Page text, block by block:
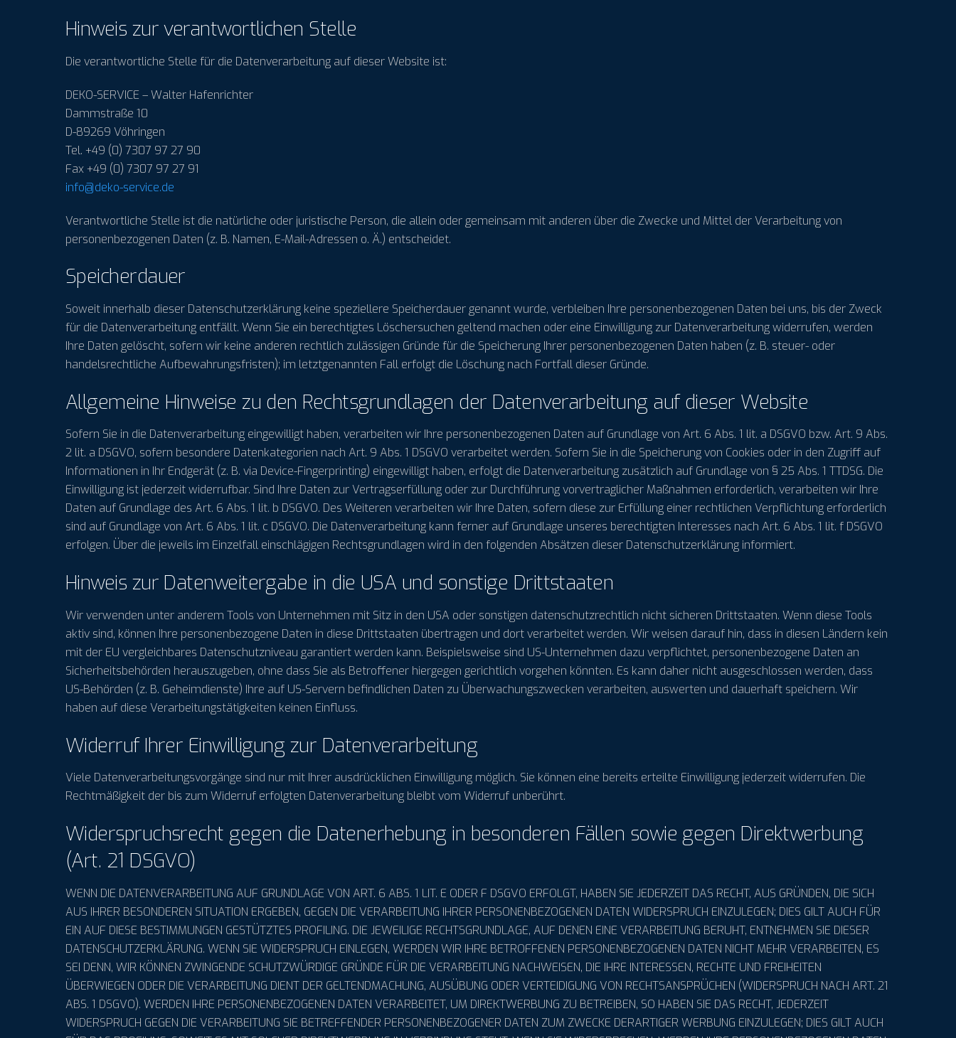
Hinweis zur verantwortlichen Stelle
Die verantwortliche Stelle für die Datenverarbeitung auf dieser Website ist:
DEKO-SERVICE – Walter Hafenrichter
Dammstraße 10
D-89269 Vöhringen
Tel. +49 (0) 7307 97 27 90
Fax +49 (0) 7307 97 27 91
info@deko-service.de
Verantwortliche Stelle ist die natürliche oder juristische Person, die allein oder gemeinsam mit anderen über die Zwecke und Mittel der Verarbeitung von
personenbezogenen Daten (z. B. Namen, E-Mail-Adressen o. Ä.) entscheidet.
Speicherdauer
Soweit innerhalb dieser Datenschutzerklärung keine speziellere Speicherdauer genannt wurde, verbleiben Ihre personenbezogenen Daten bei uns, bis der Zweck
für die Datenverarbeitung entfällt. Wenn Sie ein berechtigtes Löschersuchen geltend machen oder eine Einwilligung zur Datenverarbeitung widerrufen, werden
Ihre Daten gelöscht, sofern wir keine anderen rechtlich zulässigen Gründe für die Speicherung Ihrer personenbezogenen Daten haben (z. B. steuer- oder
handelsrechtliche Aufbewahrungsfristen); im letztgenannten Fall erfolgt die Löschung nach Fortfall dieser Gründe.
Allgemeine Hinweise zu den Rechtsgrundlagen der Datenverarbeitung auf dieser Website
Sofern Sie in die Datenverarbeitung eingewilligt haben, verarbeiten wir Ihre personenbezogenen Daten auf Grundlage von Art. 6 Abs. 1 lit. a DSGVO bzw. Art. 9 Abs.
2 lit. a DSGVO, sofern besondere Datenkategorien nach Art. 9 Abs. 1 DSGVO verarbeitet werden. Sofern Sie in die Speicherung von Cookies oder in den Zugriff auf
Informationen in Ihr Endgerät (z. B. via Device-Fingerprinting) eingewilligt haben, erfolgt die Datenverarbeitung zusätzlich auf Grundlage von § 25 Abs. 1 TTDSG. Die
Einwilligung ist jederzeit widerrufbar. Sind Ihre Daten zur Vertragserfüllung oder zur Durchführung vorvertraglicher Maßnahmen erforderlich, verarbeiten wir Ihre
Daten auf Grundlage des Art. 6 Abs. 1 lit. b DSGVO. Des Weiteren verarbeiten wir Ihre Daten, sofern diese zur Erfüllung einer rechtlichen Verpflichtung erforderlich
sind auf Grundlage von Art. 6 Abs. 1 lit. c DSGVO. Die Datenverarbeitung kann ferner auf Grundlage unseres berechtigten Interesses nach Art. 6 Abs. 1 lit. f DSGVO
erfolgen. Über die jeweils im Einzelfall einschlägigen Rechtsgrundlagen wird in den folgenden Absätzen dieser Datenschutzerklärung informiert.
Hinweis zur Datenweitergabe in die USA und sonstige Drittstaaten
Wir verwenden unter anderem Tools von Unternehmen mit Sitz in den USA oder sonstigen datenschutzrechtlich nicht sicheren Drittstaaten. Wenn diese Tools
aktiv sind, können Ihre personenbezogene Daten in diese Drittstaaten übertragen und dort verarbeitet werden. Wir weisen darauf hin, dass in diesen Ländern kein
mit der EU vergleichbares Datenschutzniveau garantiert werden kann. Beispielsweise sind US-Unternehmen dazu verpflichtet, personenbezogene Daten an
Sicherheitsbehörden herauszugeben, ohne dass Sie als Betroffener hiergegen gerichtlich vorgehen könnten. Es kann daher nicht ausgeschlossen werden, dass
US-Behörden (z. B. Geheimdienste) Ihre auf US-Servern befindlichen Daten zu Überwachungszwecken verarbeiten, auswerten und dauerhaft speichern. Wir
haben auf diese Verarbeitungstätigkeiten keinen Einfluss.
Widerruf Ihrer Einwilligung zur Datenverarbeitung
Viele Datenverarbeitungsvorgänge sind nur mit Ihrer ausdrücklichen Einwilligung möglich. Sie können eine bereits erteilte Einwilligung jederzeit widerrufen. Die
Rechtmäßigkeit der bis zum Widerruf erfolgten Datenverarbeitung bleibt vom Widerruf unberührt.
Widerspruchsrecht gegen die Datenerhebung in besonderen Fällen sowie gegen Direktwerbung
(Art. 21 DSGVO)
WENN DIE DATENVERARBEITUNG AUF GRUNDLAGE VON ART. 6 ABS. 1 LIT. E ODER F DSGVO ERFOLGT, HABEN SIE JEDERZEIT DAS RECHT, AUS GRÜNDEN, DIE SICH
AUS IHRER BESONDEREN SITUATION ERGEBEN, GEGEN DIE VERARBEITUNG IHRER PERSONENBEZOGENEN DATEN WIDERSPRUCH EINZULEGEN; DIES GILT AUCH FÜR
EIN AUF DIESE BESTIMMUNGEN GESTÜTZTES PROFILING. DIE JEWEILIGE RECHTSGRUNDLAGE, AUF DENEN EINE VERARBEITUNG BERUHT, ENTNEHMEN SIE DIESER
DATENSCHUTZERKLÄRUNG. WENN SIE WIDERSPRUCH EINLEGEN, WERDEN WIR IHRE BETROFFENEN PERSONENBEZOGENEN DATEN NICHT MEHR VERARBEITEN, ES
SEI DENN, WIR KÖNNEN ZWINGENDE SCHUTZWÜRDIGE GRÜNDE FÜR DIE VERARBEITUNG NACHWEISEN, DIE IHRE INTERESSEN, RECHTE UND FREIHEITEN
ÜBERWIEGEN ODER DIE VERARBEITUNG DIENT DER GELTENDMACHUNG, AUSÜBUNG ODER VERTEIDIGUNG VON RECHTSANSPRÜCHEN (WIDERSPRUCH NACH ART. 21
ABS. 1 DSGVO). WERDEN IHRE PERSONENBEZOGENEN DATEN VERARBEITET, UM DIREKTWERBUNG ZU BETREIBEN, SO HABEN SIE DAS RECHT, JEDERZEIT
WIDERSPRUCH GEGEN DIE VERARBEITUNG SIE BETREFFENDER PERSONENBEZOGENER DATEN ZUM ZWECKE DERARTIGER WERBUNG EINZULEGEN; DIES GILT AUCH